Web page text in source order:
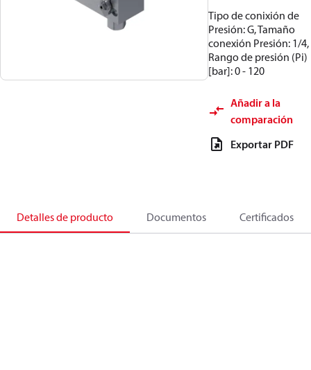
Tipo de conixión de
Presión: G, Tamaño
conexión Presión: 1/4,
Rango de presión (Pi)
[bar]: 0 - 120
Añadir a la
comparación
Exportar PDF
Detalles de producto Documentos Certificados